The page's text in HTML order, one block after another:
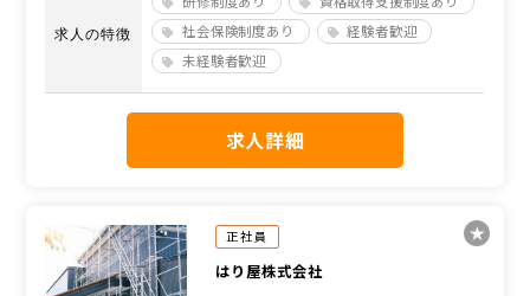
求人の特徴
社会保険制度あり
経験者歓迎
未経験者歓迎
求人詳細
正社員
はり屋株式会社